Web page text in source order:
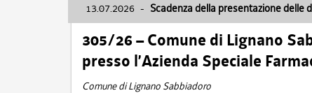
13.07.2026 - Scadenza della presentazione delle
305/26 – Comune di Lignano
presso l’Azienda Speciale
Comune di Lignano Sabbiadoro